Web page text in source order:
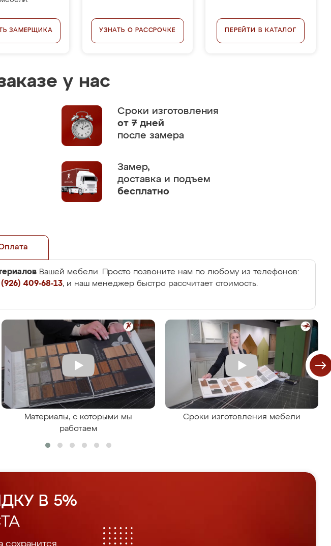
ЗАМЕРЩИКА УЗНАТЬ О РАССРОЧКЕ ПЕРЕЙТИ В КАТАЛОГ
у нас
Сроки изготовления
от 7 дней
после замера
Замер,
доставка и подъем
бесплатно
Вашей мебели. Просто позвоните нам по любому из телефонов:
409-68-13, и наш менеджер быстро рассчитает стоимость.
Материалы, с которыми мы
работаем
Сроки изготовления мебели
В 5%
сохранится.